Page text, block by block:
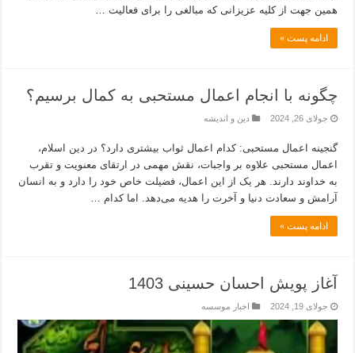
همین جهت از کلیه عزیزانی که مبالغی را برای فعالیت …
ادامه پست »
چگونه با انجام اعمال مستحبی به کمال برسیم؟
جولای 26, 2024 دین و اندیشه
گنجینه اعمال مستحبی: کدام اعمال ثواب بیشتری دارد؟ در دین اسلام،
اعمال مستحبی علاوه بر واجبات، نقش مهمی در ارتقای معنویت و تقرب
به خداوند دارند. هر یک از این اعمال، فضیلت خاص خود را دارد و به انسان
آرامش و سعادت دنیا و آخرت را هدیه می‌دهد. اما کدام …
ادامه پست »
آغاز پویش احسان حسینی 1403
جولای 19, 2024 اخبار موسسه